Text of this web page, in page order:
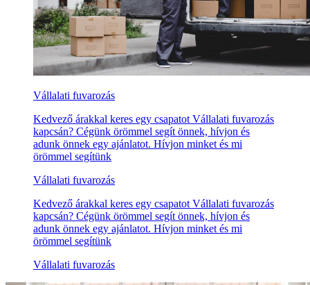
Vállalati fuvarozás
Kedvező árakkal keres egy csapatot Vállalati fuvarozás
kapcsán? Cégünk örömmel segít önnek, hívjon és
adunk önnek egy ajánlatot. Hívjon minket és mi
örömmel segítünk
Vállalati fuvarozás
Kedvező árakkal keres egy csapatot Vállalati fuvarozás
kapcsán? Cégünk örömmel segít önnek, hívjon és
adunk önnek egy ajánlatot. Hívjon minket és mi
örömmel segítünk
Vállalati fuvarozás